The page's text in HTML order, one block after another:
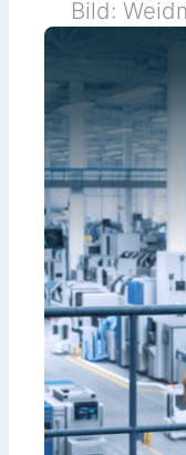
Bild: